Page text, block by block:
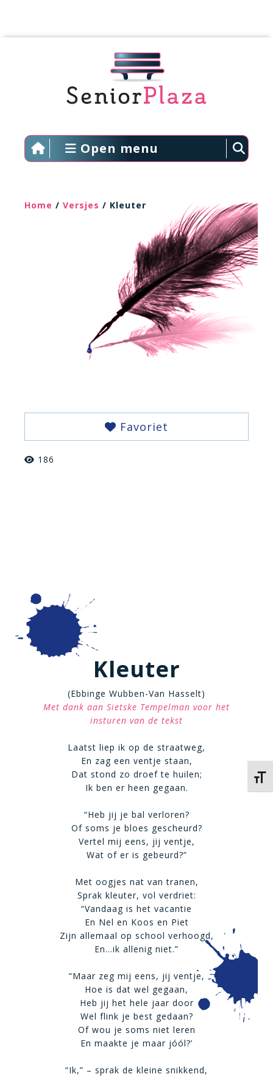
Open menu
Home / Versjes / Kleuter
Favoriet
186
Kleuter
(Ebbinge Wubben-Van Hasselt)
Met dank aan Sietske Tempelman voor het
insturen van de tekst
Laatst liep ik op de straatweg,
En zag een ventje staan,
Dat stond zo droef te huilen;
Ik ben er heen gegaan.
“Heb jij je bal verloren?
Of soms je bloes gescheurd?
Vertel mij eens, jij ventje,
Wat of er is gebeurd?”
Met oogjes nat van tranen,
Sprak kleuter, vol verdriet:
“Vandaag is het vacantie
En Nel en Koos en Piet
Zijn allemaal op school verhoogd,
En…ik allenig niet.”
“Maar zeg mij eens, jij ventje,
Hoe is dat wel gegaan,
Heb jij het hele jaar door
Wel flink je best gedaan?
Of wou je soms niet leren
En maakte je maar jóól?’
“Ik,” – sprak de kleine snikkend,